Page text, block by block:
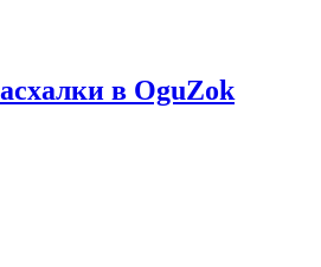
в OguZok